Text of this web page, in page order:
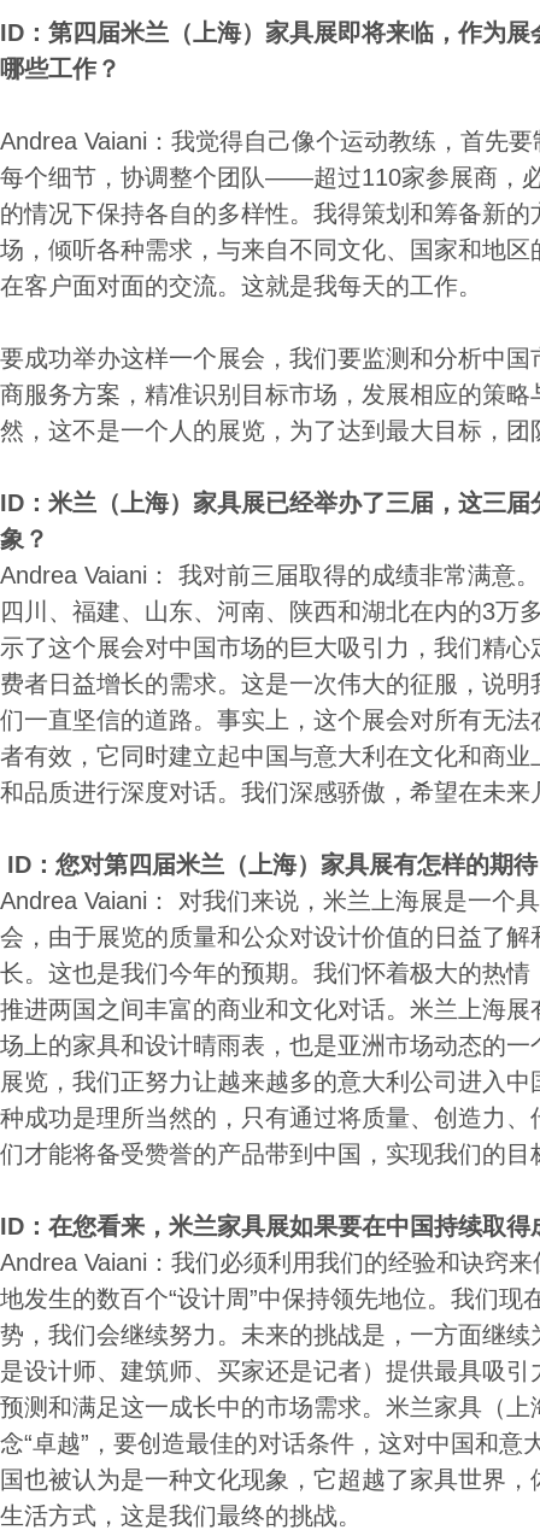
ID ：第四届米兰（上海）家具展即将来临，作为
哪些工作？
Andrea Vaiani：我觉得自己像个运动教练，首先
每个细节，协调整个团队——超过110家参展商，
的情况下保持各自的多样性。我得策划和筹备新
场，倾听各种需求，与来自不同文化、国家和地
在客户面对面的交流。这就是我每天的工作。
要成功举办这样一个展会，我们要监测和分析中
商服务方案，精准识别目标市场，发展相应的策
然，这不是一个人的展览，为了达到最大目标，团
ID ： 米兰（上海）家具展已经举办了三届，这三
象？
Andrea Vaiani： 我对前三届取得的成绩非常满意
四川、福建、山东、河南、陕西和湖北在内的3万
示了这个展会对中国市场的巨大吸引力，我们精
费者日益增长的需求。这是一次伟大的征服，说
们一直坚信的道路。事实上，这个展会对所有无
者有效，它同时建立起中国与意大利在文化和商
和品质进行深度对话。我们深感骄傲，希望在未来
ID ：您对第四届米兰（上海）家具展有怎样的期
Andrea Vaiani： 对我们来说，米兰上海展是一个
会，由于展览的质量和公众对设计价值的日益了
长。这也是我们今年的预期。我们怀着极大的热
推进两国之间丰富的商业和文化对话。米兰上海
场上的家具和设计晴雨表，也是亚洲市场动态的
展览，我们正努力让越来越多的意大利公司进入
种成功是理所当然的，只有通过将质量、创造力
们才能将备受赞誉的产品带到中国，实现我们的目
ID ：在您看来，米兰家具展如果要在中国持续取
Andrea Vaiani：我们必须利用我们的经验和诀窍
地发生的数百个“设计周”中保持领先地位。我们现
势，我们会继续努力。未来的挑战是，一方面继
是设计师、建筑师、买家还是记者）提供最具吸
预测和满足这一成长中的市场需求。米兰家具（
念“卓越”，要创造最佳的对话条件，这对中国和意
国也被认为是一种文化现象，它超越了家具世界
生活方式，这是我们最终的挑战。